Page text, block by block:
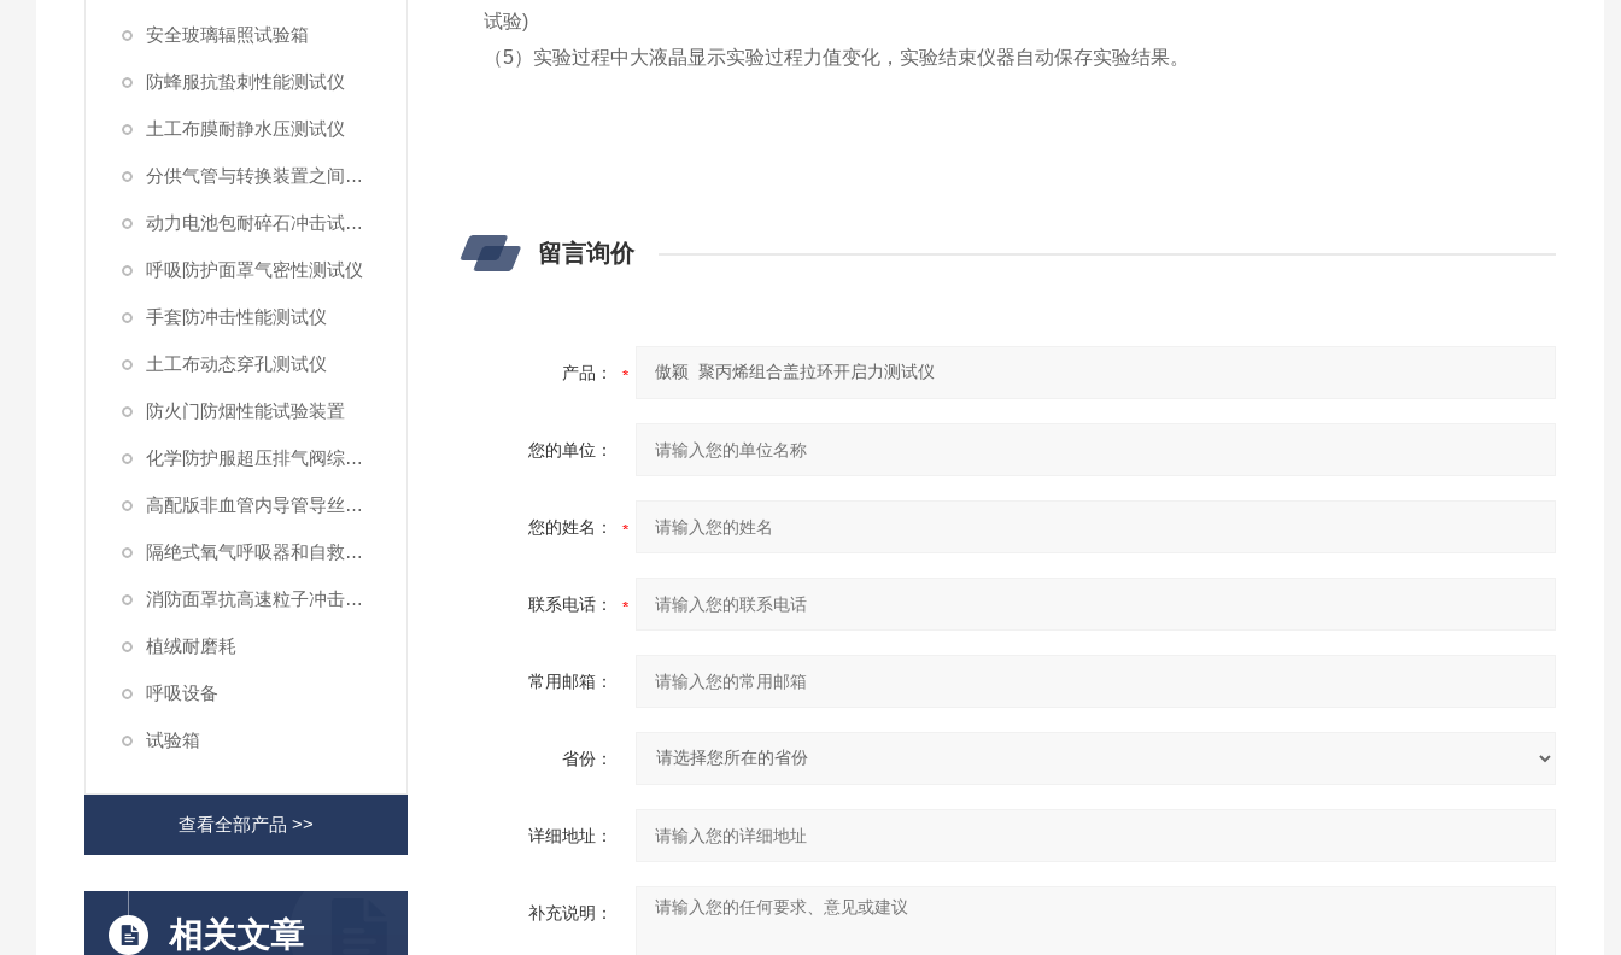
安全玻璃辐照试验箱
防蜂服抗蛰刺性能测试仪
土工布膜耐静水压测试仪
分供气管与转换装置之间连接强度试验机
动力电池包耐碎石冲击试验机
呼吸防护面罩气密性测试仪
手套防冲击性能测试仪
土工布动态穿孔测试仪
防火门防烟性能试验装置
化学防护服超压排气阀综合性测试仪
高配版非血管内导管导丝滑动性能测试仪
隔绝式氧气呼吸器和自救器二氧化碳吸收率及水分含量测试仪
消防面罩抗高速粒子冲击试验机
植绒耐磨耗
呼吸设备
试验箱
查看全部产品 >>
相关文章
试验)
（5）实验过程中大液晶显示实验过程力值变化，实验结束仪器自动保存实验结果。
留言询价
产品：
您的单位：
您的姓名：
联系电话：
常用邮箱：
省份：
详细地址：
补充说明：